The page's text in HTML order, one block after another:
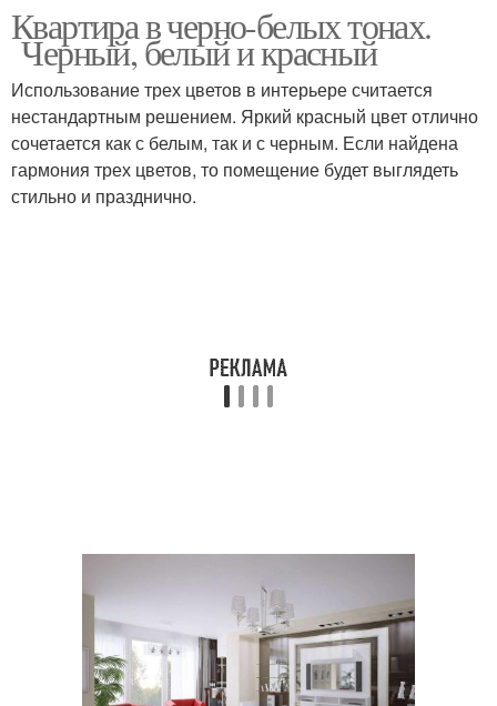
Черно-белая палитра Стиль в интерьере
Квартира в черно-белых тонах.
Черный, белый и красный
Использование трех цветов в интерьере считается
нестандартным решением. Яркий красный цвет отлично
сочетается как с белым, так и с черным. Если найдена
гармония трех цветов, то помещение будет выглядеть
стильно и празднично.